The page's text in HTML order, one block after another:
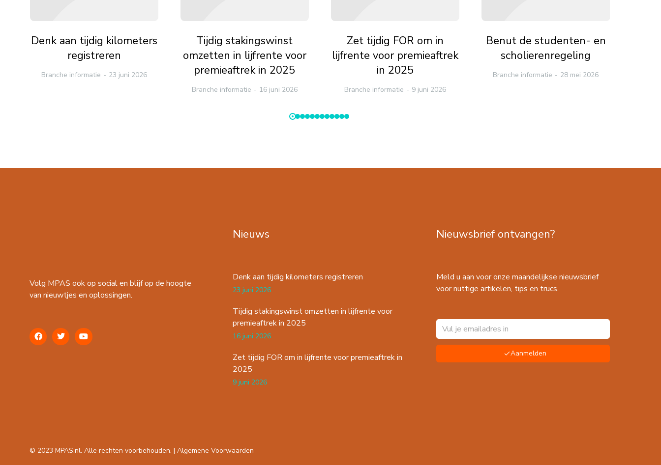
Denk aan tijdig kilometers
registreren
Branche informatie 23 juni 2026
Tijdig stakingswinst
omzetten in lijfrente voor
premieaftrek in 2025
Branche informatie 16 juni 2026
Zet tijdig FOR om in
lijfrente voor premieaftrek
in 2025
Branche informatie 9 juni 2026
Benut de studenten- en
scholierenregeling
Branche informatie 28 mei 2026
Volg MPAS ook op social en blijf op de hoogte
van nieuwtjes en oplossingen.
Nieuws
Denk aan tijdig kilometers registreren
23 juni 2026
Tijdig stakingswinst omzetten in lijfrente voor
premieaftrek in 2025
16 juni 2026
Zet tijdig FOR om in lijfrente voor premieaftrek in
2025
9 juni 2026
Nieuwsbrief ontvangen?
Meld u aan voor onze maandelijkse nieuwsbrief
voor nuttige artikelen, tips en trucs.
Aanmelden
© 2023 MPAS.nl. Alle rechten voorbehouden. | Algemene Voorwaarden